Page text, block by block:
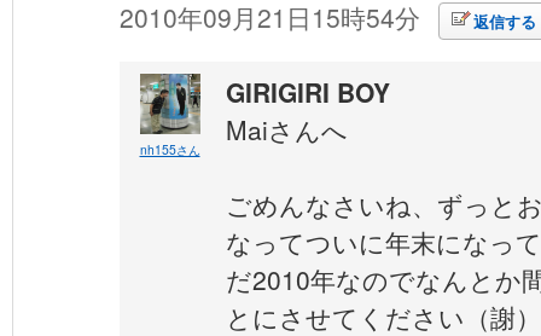
2010年09月21日15時54分 返信する
nh155さん
GIRIGIRI BOY
Maiさんへ
ごめんなさいね、ずっと
なってついに年末になっ
だ2010年なのでなんとか
とにさせてください（謝